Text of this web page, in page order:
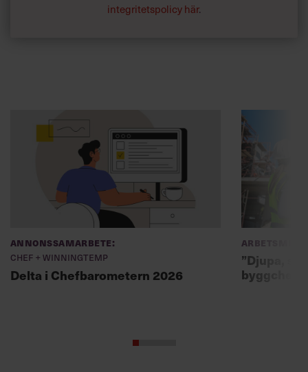
integritetspolicy här.
Annonssamarbete:
Chef + Winningtemp
Delta i Chefbarometern 2026
Arbetsmiljö
”Djupa,